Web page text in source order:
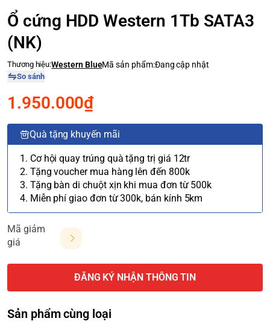
Ổ cứng HDD Western 1Tb SATA3
(NK)
Thương hiệu:Western BlueMã sản phẩm:Đang cập nhật
So sánh
1.950.000₫
Quà tặng khuyến mãi
1. Cơ hội quay trúng quà tặng trị giá 12tr
2. Tặng voucher mua hàng lên đến 800k
3. Tặng bàn di chuột xịn khi mua đơn từ 500k
4. Miễn phí giao đơn từ 300k, bán kính 5km
Mã giảm
giá
ĐĂNG KÝ NHẬN THÔNG TIN
Sản phẩm cùng loại